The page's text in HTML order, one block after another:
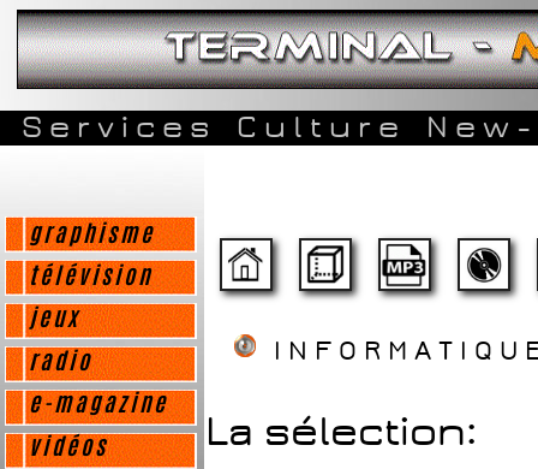
Services Culture
graphisme
télévision
jeux
radio
e-magazine
vidéos
La sélection: